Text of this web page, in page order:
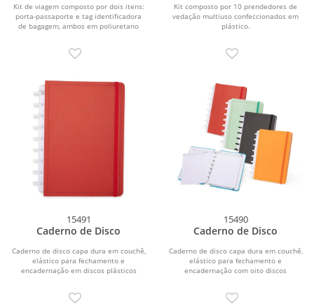
Kit de viagem composto por dois itens:
porta-passaporte e tag identificadora
de bagagem, ambos em poliuretano
Kit composto por 10 prendedores de
vedação multiuso confeccionados em
plástico.
15491
Caderno de Disco
Caderno de disco capa dura em couchê,
elástico para fechamento e
encadernação em discos plásticos
15490
Caderno de Disco
Caderno de disco capa dura em couchê,
elástico para fechamento e
encadernação com oito discos